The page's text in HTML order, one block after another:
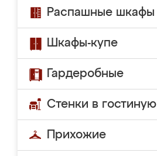
Распашные шкафы
Шкафы-купе
Гардеробные
Стенки в гостиную
Прихожие